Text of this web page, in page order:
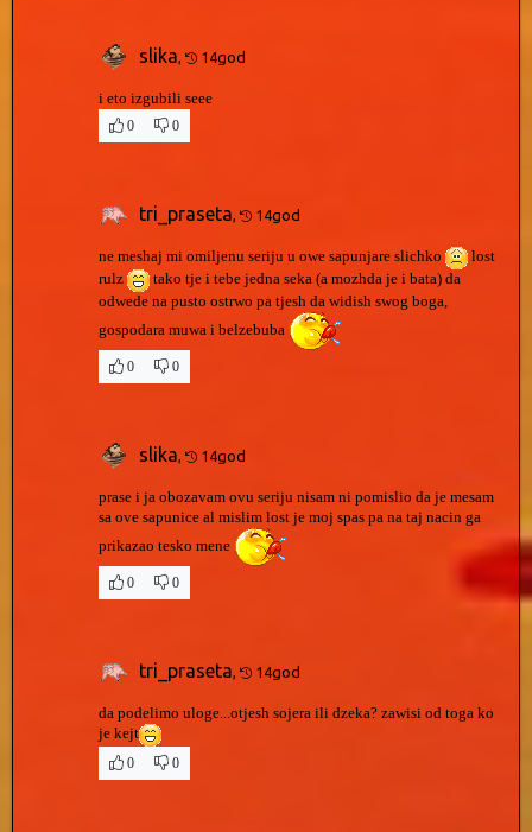
slika 14god
i eto izgubili seee
0
0
tri_praseta 14god
ne meshaj mi omiljenu seriju u owe sapunjare slichko
lost
rulz
tako tje i tebe jedna seka (a mozhda je i bata) da
odwede na pusto ostrwo pa tjesh da widish swog boga,
gospodara muwa i belzebuba
0 0
slika 14god
prase i ja obozavam ovu seriju nisam ni pomislio da je mesam
sa ove sapunice al mislim lost je moj spas pa na taj nacin ga
prikazao tesko mene
0 0
tri_praseta 14god
da podelimo uloge...otjesh sojera ili dzeka? zawisi od toga ko
je kejt
0
0